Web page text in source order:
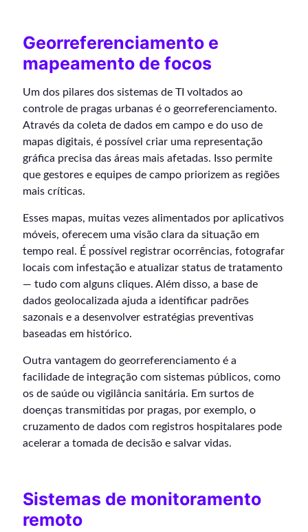
Georreferenciamento e
mapeamento de focos
Um dos pilares dos sistemas de TI voltados ao
controle de pragas urbanas é o georreferenciamento.
Através da coleta de dados em campo e do uso de
mapas digitais, é possível criar uma representação
gráfica precisa das áreas mais afetadas. Isso permite
que gestores e equipes de campo priorizem as regiões
mais críticas.
Esses mapas, muitas vezes alimentados por aplicativos
móveis, oferecem uma visão clara da situação em
tempo real. É possível registrar ocorrências, fotografar
locais com infestação e atualizar status de tratamento
— tudo com alguns cliques. Além disso, a base de
dados geolocalizada ajuda a identificar padrões
sazonais e a desenvolver estratégias preventivas
baseadas em histórico.
Outra vantagem do georreferenciamento é a
facilidade de integração com sistemas públicos, como
os de saúde ou vigilância sanitária. Em surtos de
doenças transmitidas por pragas, por exemplo, o
cruzamento de dados com registros hospitalares pode
acelerar a tomada de decisão e salvar vidas.
Sistemas de monitoramento
remoto